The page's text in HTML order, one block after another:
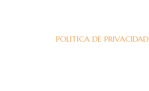
POLITICA DE PRIVACIDAD